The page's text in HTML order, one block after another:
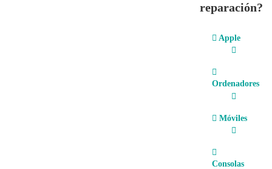
reparación?
Apple
Ordenadores
Móviles
Consolas